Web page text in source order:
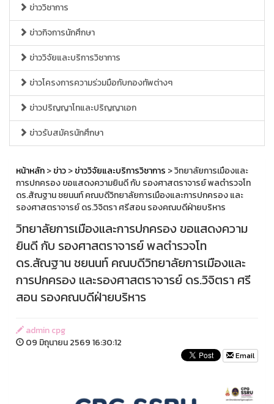
ข่าววิชาการ
ข่าวกิจการนักศึกษา
ข่าววิจัยและบริการวิชาการ
ข่าวโครงการความร่วมมือกับกองทัพต่างๆ
ข่าวปริญญาโทและปริญญาเอก
ข่าวรับสมัครนักศึกษา
หน้าหลัก>ข่าว>ข่าววิจัยและบริการวิชาการ > วิทยาลัยการเมืองและ
การปกครอง ขอแสดงความยินดี กับ รองศาสตราจารย์ พลตำรวจโท
ดร.สัณฐาน ชยนนท์ คณบดีวิทยาลัยการเมืองและการปกครอง และ
รองศาสตราจารย์ ดร.วิจิตรา ศรีสอน รองคณบดีฝ่ายบริหาร
วิทยาลัยการเมืองและการปกครอง ขอแสดงความ
ยินดี กับ รองศาสตราจารย์ พลตำรวจโท
ดร.สัณฐาน ชยนนท์ คณบดีวิทยาลัยการเมืองและ
การปกครอง และรองศาสตราจารย์ ดร.วิจิตรา ศรี
สอน รองคณบดีฝ่ายบริหาร
admin cpg
09 มิถุนายน 2569 16:30:12
Email